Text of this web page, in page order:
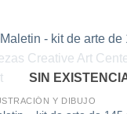
SIN
Y DIBUJO